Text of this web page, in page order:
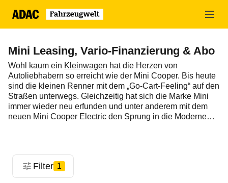
Mini Leasing, Vario-Finanzierung & Abo
Wohl kaum ein Kleinwagen hat die Herzen von
Autoliebhabern so erreicht wie der Mini Cooper. Bis heute
sind die kleinen Renner mit dem „Go-Cart-Feeling“ auf den
Straßen unterwegs. Gleichzeitig hat sich die Marke Mini
immer wieder neu erfunden und unter anderem mit dem
neuen Mini Cooper Electric den Sprung in die Moderne
und unserem Kooperationspartner Mobility Concept
können Sie Ihren Mini als Neuwagen günstig
zu attraktiven Konditionen
Filter 1